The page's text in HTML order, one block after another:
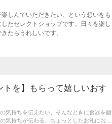
しんでいただきたい、という想いをも
たセレクトショップです。日々を楽し
たらうれしいです。
トを】もらって嬉しいおす
気持ちを伝えたい、そんなときに食器を贈
気持ちが伝わる、ちょっとしたお礼におす